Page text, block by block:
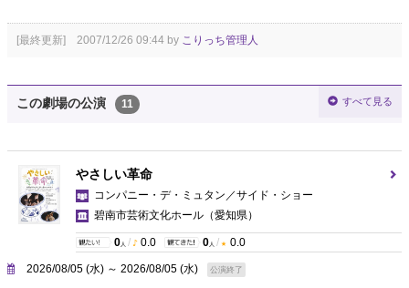
[最終更新] 2007/12/26 09:44 by こりっち管理人
この劇場の公演 11 すべて見る
やさしい革命
コンパニー・デ・ミュタン／サイド・ショー
碧南市芸術文化ホール （愛知県）
0 人 / 0.0 0 人 / 0.0
2026/08/05 (水) ～ 2026/08/05 (水) 公演終了